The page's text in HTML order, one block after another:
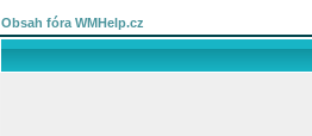
Obsah fóra WMHelp.cz